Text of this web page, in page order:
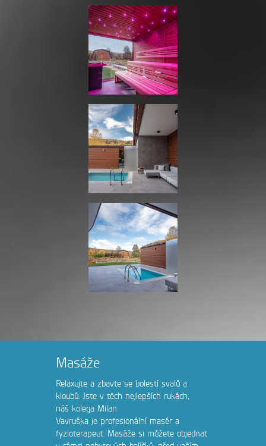
Masáže
Relaxujte a zbavte se bolestí svalů a
kloubů. Jste v těch nejlepších rukách,
náš kolega Milan
Vavruška je profesionální masér a
fyzioterapeut. Masáže si můžete objednat